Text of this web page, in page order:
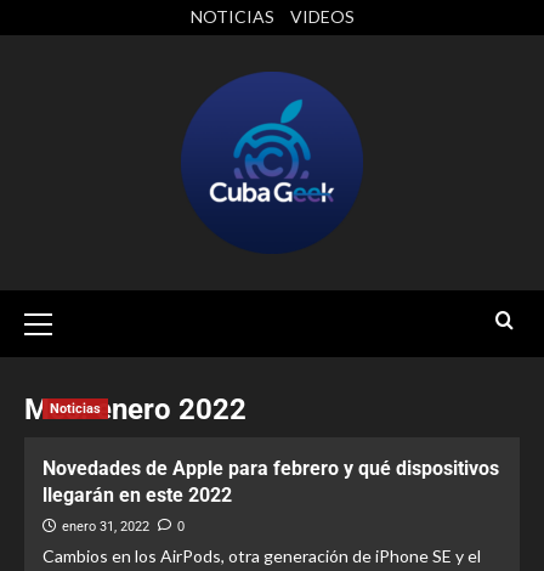
NOTICIAS VIDEOS
Mes:enero 2022
Noticias
Novedades de Apple para febrero y qué dispositivos
llegarán en este 2022
enero 31, 2022 0
Cambios en los AirPods, otra generación de iPhone SE y el